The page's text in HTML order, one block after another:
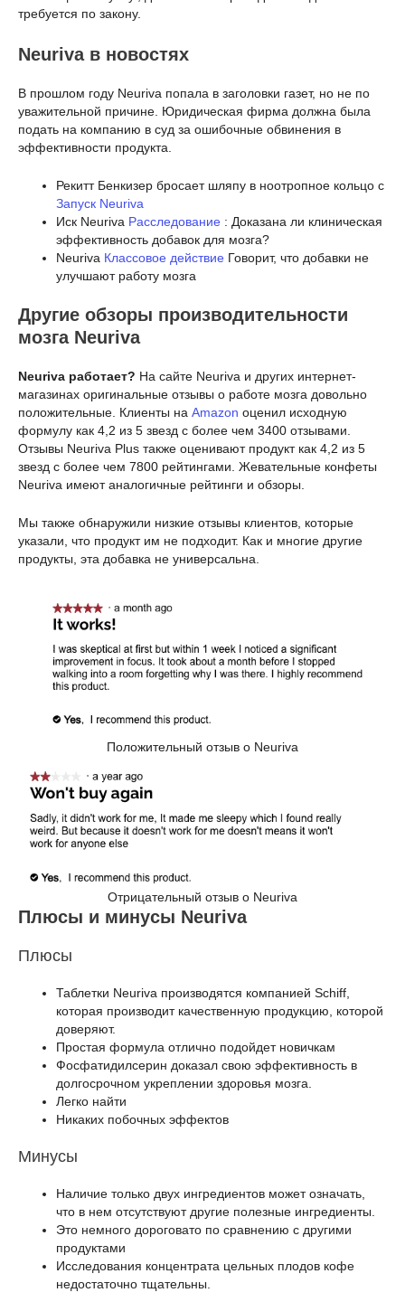
требуется по закону.
Neuriva в новостях
В прошлом году Neuriva попала в заголовки газет, но не по
уважительной причине. Юридическая фирма должна была
подать на компанию в суд за ошибочные обвинения в
эффективности продукта.
Рекитт Бенкизер бросает шляпу в ноотропное кольцо с
Запуск Neuriva
Иск Neuriva Расследование : Доказана ли клиническая
эффективность добавок для мозга?
Neuriva Классовое действие Говорит, что добавки не
улучшают работу мозга
Другие обзоры производительности
мозга Neuriva
Neuriva работает? На сайте Neuriva и других интернет-
магазинах оригинальные отзывы о работе мозга довольно
положительные. Клиенты на Amazon оценил исходную
формулу как 4,2 из 5 звезд с более чем 3400 отзывами.
Отзывы Neuriva Plus также оценивают продукт как 4,2 из 5
звезд с более чем 7800 рейтингами. Жевательные конфеты
Neuriva имеют аналогичные рейтинги и обзоры.
Мы также обнаружили низкие отзывы клиентов, которые
указали, что продукт им не подходит. Как и многие другие
продукты, эта добавка не универсальна.
Положительный отзыв о Neuriva
Отрицательный отзыв о Neuriva
Плюсы и минусы Neuriva
Плюсы
Таблетки Neuriva производятся компанией Schiff,
которая производит качественную продукцию, которой
доверяют.
Простая формула отлично подойдет новичкам
Фосфатидилсерин доказал свою эффективность в
долгосрочном укреплении здоровья мозга.
Легко найти
Никаких побочных эффектов
Минусы
Наличие только двух ингредиентов может означать,
что в нем отсутствуют другие полезные ингредиенты.
Это немного дороговато по сравнению с другими
продуктами
Исследования концентрата цельных плодов кофе
недостаточно тщательны.